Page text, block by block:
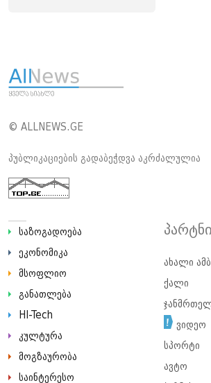
© ALLNEWS.GE
პუბლიკაციების გადაბეჭდვა აკრძალულია
საზოგადოება
ეკონომიკა
მსოფლიო
განათლება
HI-Tech
კულტურა
მოგზაურობა
საინტერესო
ახალი
ქალი
ვიდეო
სპორტი
ავტო